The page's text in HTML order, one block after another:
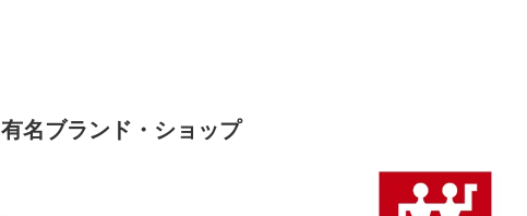
有名ブランド・ショップ